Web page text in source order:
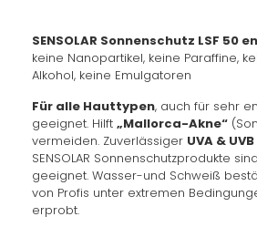
SENSOLAR Sonnenschutz LSF 50
keine Nanopartikel, keine Paraffine,
Alkohol, keine Emulgatoren
Für alle Hauttypen, auch für sehr
geeignet. Hilft „Mallorca-Akne“
vermeiden. Zuverlässiger UVA &
SENSOLAR Sonnenschutzprodukte sind
geeignet. Wasser-und Schweiß
von Profis unter extremen
erprobt.